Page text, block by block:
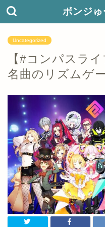
ボンジ
Uncategorized
【#コンパスラ
名曲のリズムゲ